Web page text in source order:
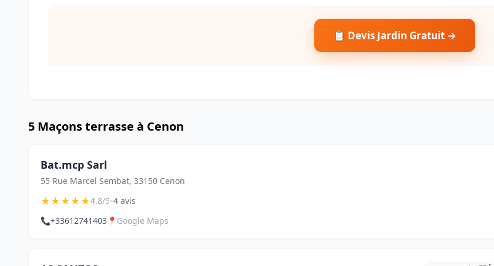
📋 Devis Jardin Gratuit →
5 Maçons terrasse à Cenon
Bat.mcp Sarl
55 Rue Marcel Sembat, 33150 Cenon
★★★★★4.8/5•4 avis
📞+33612741403 📍 Google Maps